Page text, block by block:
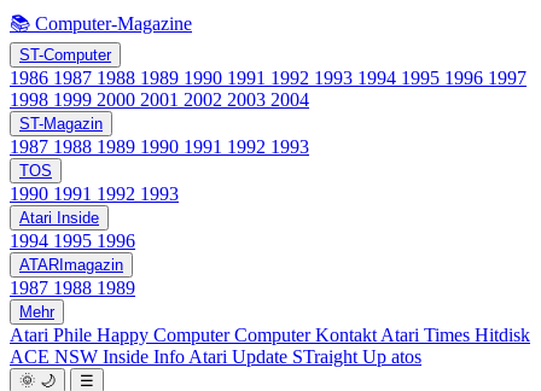
📚 Computer-Magazine
ST-Computer
1986 1987 1988 1989 1990 1991 1992 1993 1994 1995 1996 1997
1998 1999 2000 2001 2002 2003 2004
ST-Magazin
1987 1988 1989 1990 1991 1992 1993
TOS
1990 1991 1992 1993
Atari Inside
1994 1995 1996
ATARImagazin
1987 1988 1989
Mehr
Atari Phile Happy ComputerComputer Kontakt Atari Times Hitdisk
ACE NSW Inside Info Atari Update STraight Up atos
🌞 🌙
☰